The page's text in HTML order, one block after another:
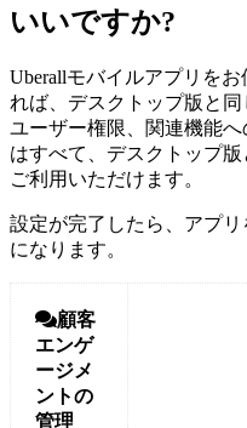
いいですか?
Uberallモバイルアプリを
れば、デスクトップ版と同
ユーザー権限、関連機能
はすべて、デスクトップ
ご利用いただけます。
設定が完了したら、アプ
になります。
顧客
エンゲ
ージメ
ントの
管理